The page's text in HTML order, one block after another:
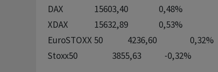
DAX              	15603,40	 	 0,48%
XDAX            	15632,89		 0,53%
EuroSTOXX 50		 4236,60		 0,32%
Stoxx50        		 3855,63	    -0,32%